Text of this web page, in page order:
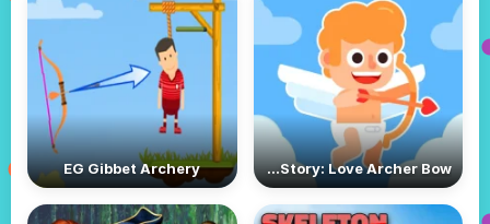
Cupid’s Story: Love Archer Bow
EG Gibbet Archery